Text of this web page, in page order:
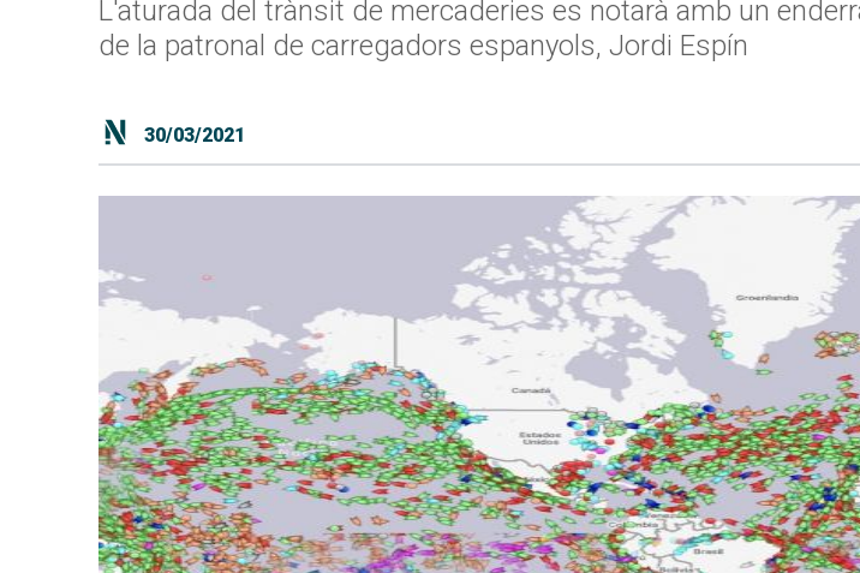
L'aturada del trànsit de mercaderies es notarà amb un
de la patronal de carregadors espanyols, Jordi Espín
30/03/2021